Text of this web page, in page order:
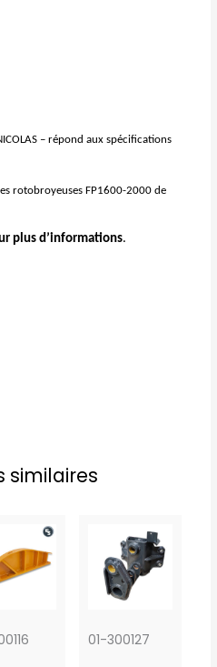
– répond aux spécifications
rotobroyeuses FP1600-2000 de
plus d’informations.
similaires
01-300127